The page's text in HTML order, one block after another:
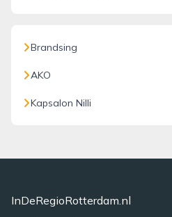
Brandsing
AKO
Kapsalon Nilli
InDeRegioRotterdam.nl